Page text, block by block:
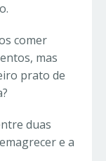
comer
mas
prato de
duas
e a